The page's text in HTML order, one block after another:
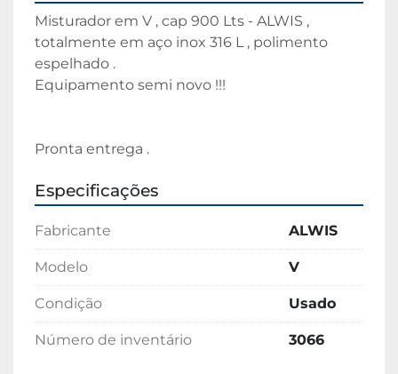
Misturador em V , cap 900 Lts - ALWIS ,
totalmente em aço inox 316 L , polimento
espelhado .
Equipamento semi novo !!!
Pronta entrega .
Especificações
Fabricante ALWIS
Modelo V
Condição Usado
Número de inventário 3066